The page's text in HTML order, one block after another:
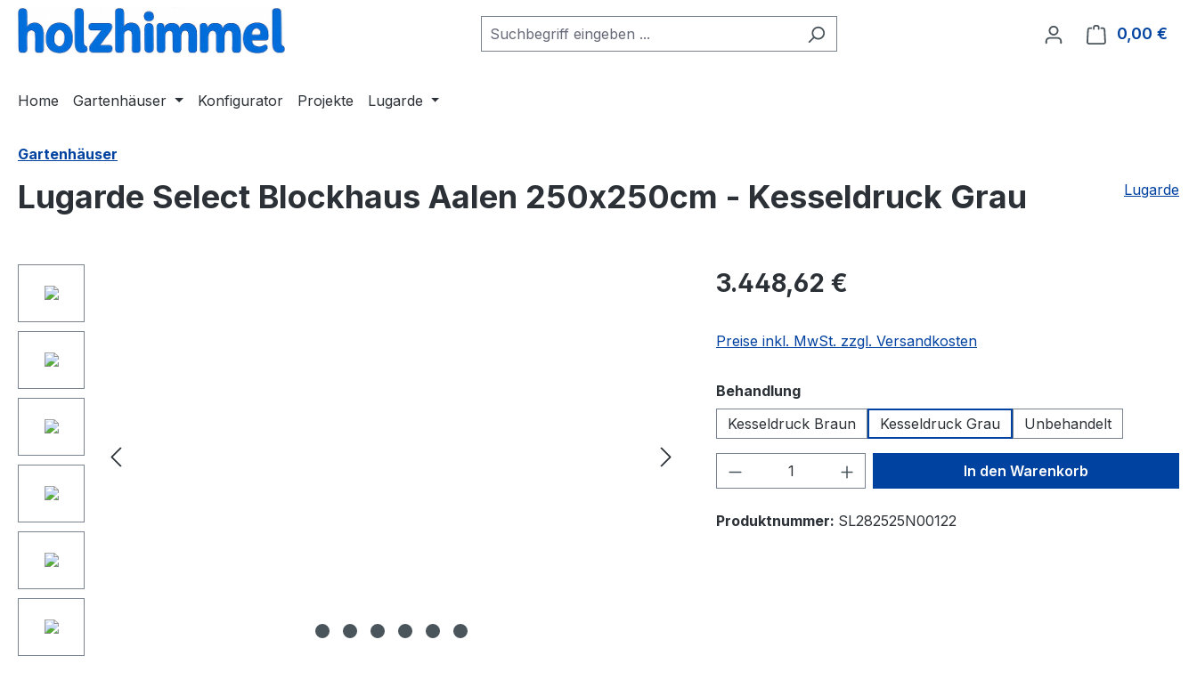
Zur Hauptnavigation springen
0,00 €
Home Gartenhäuser Konfigurator Projekte Lugarde
Gartenhäuser
Lugarde Select Blockhaus Aalen 250x250cm - Kesseldruck Grau Lugarde
3.448,62 €
Preise inkl. MwSt. zzgl. Versandkosten
Behandlungauswählen
Kesseldruck Braun
Kesseldruck Grau Unbehandelt
Produkt Anzahl: Gib den gewünschten Wert
In den Warenkorb
Produktnummer: SL282525N00122